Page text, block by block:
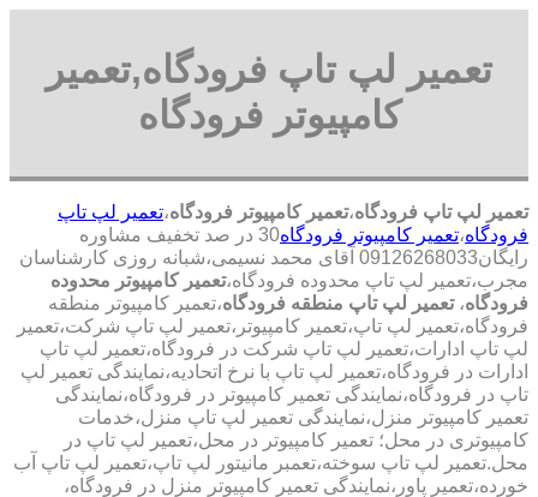
تعمیر لپ تاپ فرودگاه,تعمیر
کامپیوتر فرودگاه
تعمیر لپ تاپ فرودگاه،تعمیر کامپیوتر فرودگاه،تعمیر لپ تاپ
فرودگاه،تعمیر کامپیوتر فرودگاه
30 در صد تخفیف مشاوره
رایگان09126268033 آقای محمد نسیمی،شبانه روزی کارشناسان
مجرب،تعمیر لپ تاپ محدوده فرودگاه،تعمیر کامپیوتر محدوده
فرودگاه، تعمیر لپ تاپ منطقه فرودگاه،تعمیر کامپیوتر منطقه
فرودگاه،تعمیر لپ تاپ،تعمیر کامپیوتر،تعمیر لپ تاپ شرکت،تعمیر
لپ تاپ ادارات،تعمیر لپ تاپ شرکت در فرودگاه،تعمیر لپ تاپ
ادارات در فرودگاه،تعمیر لپ تاپ با نرخ اتحادیه،نمایندگی تعمیر لپ
تاپ در فرودگاه،نمایندگی تعمیر کامپیوتر در فرودگاه،نمایندگی
تعمیر کامپیوتر منزل،نمایندگی تعمیر لپ تاپ منزل،خدمات
کامپیوتری در محل؛ تعمیر کامپیوتر در محل،تعمیر لپ تاپ در
محل.تعمیر لپ تاپ سوخته،تعمبر مانیتور لپ تاپ،تعمیر لپ تاپ آب
خورده،تعمیر پاور،نمایندگی تعمیر کامپیوتر منزل در فرودگاه،